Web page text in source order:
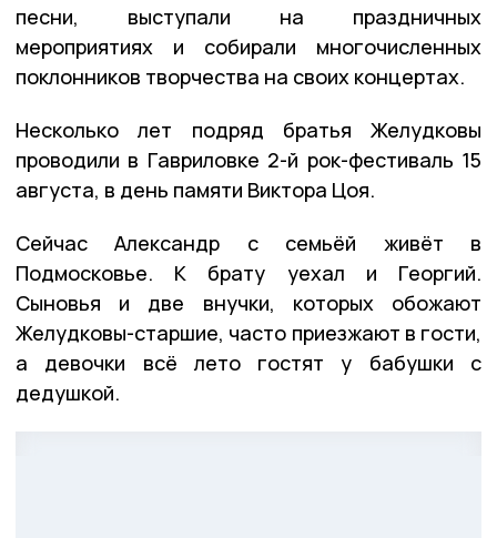
песни, выступали на праздничных
мероприятиях и собирали многочисленных
поклонников творчества на своих концертах.
Несколько лет подряд братья Желудковы
проводили в Гавриловке 2-й рок-фестиваль 15
августа, в день памяти Виктора Цоя.
Сейчас Александр с семьёй живёт в
Подмосковье. К брату уехал и Георгий.
Сыновья и две внучки, которых обожают
Желудковы-старшие, часто приезжают в гости,
а девочки всё лето гостят у бабушки с
дедушкой.